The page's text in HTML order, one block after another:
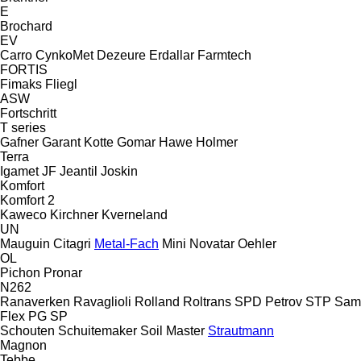
E
Brochard
EV
Carro CynkoMet Dezeure Erdallar Farmtech
FORTIS
Fimaks Fliegl
ASW
Fortschritt
T series
Gafner Garant Kotte Gomar Hawe Holmer
Terra
Igamet JF Jeantil Joskin
Komfort
Komfort 2
Kaweco Kirchner Kverneland
UN
Mauguin Citagri Metal-Fach Mini Novatar Oehler
OL
Pichon Pronar
N262
Ranaverken Ravaglioli Rolland Roltrans SPD Petrov STP
Flex PG SP
Schouten Schuitemaker Soil Master Strautmann
Magnon